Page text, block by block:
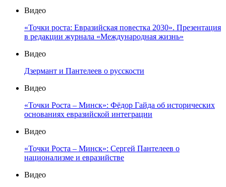
Видео
«Точки роста: Евразийская повестка 2030». Презентация
в редакции журнала «Международная жизнь»
Видео
Дзермант и Пантелеев о русскости
Видео
«Точки Роста – Минск»: Фёдор Гайда об исторических
основаниях евразийской интеграции
Видео
«Точки Роста – Минск»: Сергей Пантелеев о
национализме и евразийстве
Видео